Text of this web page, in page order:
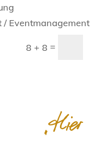
/ Eventmanagement
8 + 8 =